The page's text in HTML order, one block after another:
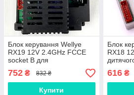
Блок керування Wellye
RX19 12V 2.4GHz FCCE
socket B для
повнопривідного дитячого
електромобіля М 3454
752 ₴ 832 ₴
Купити
Блок
RX18
616₴